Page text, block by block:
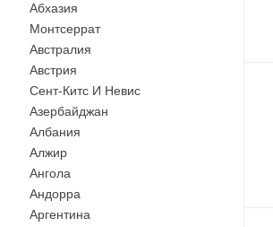
Абхазия
Монтсеррат
Австралия
Австрия
Сент-Китс И Невис
Азербайджан
Албания
Алжир
Ангола
Андорра
Аргентина